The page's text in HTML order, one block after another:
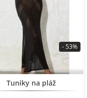
BESTSELLER
Tuniky na pláž
- 53%